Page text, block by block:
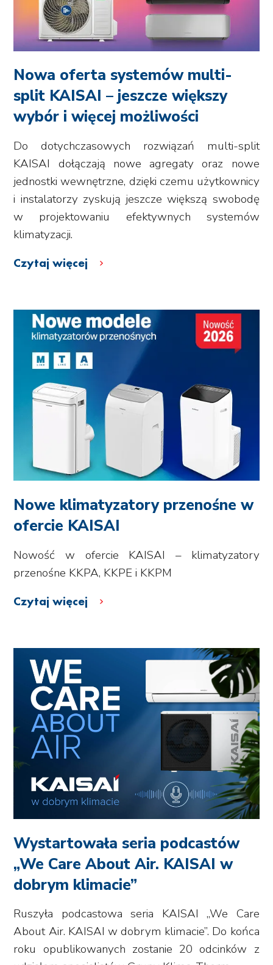
Nowa oferta systemów multi-
split KAISAI – jeszcze większy
wybór i więcej możliwości
Do dotychczasowych rozwiązań multi-split
KAISAI dołączają nowe agregaty oraz nowe
jednostki wewnętrzne, dzięki czemu użytkownicy
i instalatorzy zyskują jeszcze większą swobodę
w projektowaniu efektywnych systemów
klimatyzacji.
Czytaj więcej
Nowe klimatyzatory przenośne w
ofercie KAISAI
Nowość w ofercie KAISAI – klimatyzatory
przenośne KKPA, KKPE i KKPM
Czytaj więcej
Wystartowała seria podcastów
„We Care About Air. KAISAI w
dobrym klimacie”
Ruszyła podcastowa seria KAISAI „We Care
About Air. KAISAI w dobrym klimacie”. Do końca
roku opublikowanych zostanie 20 odcinków z